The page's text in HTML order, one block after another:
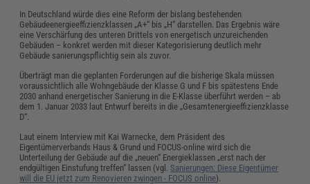
In Deutschland würde dies eine Reform der bislang bestehenden
Gebäudeenergieeffizienzklassen „A+“ bis „H“ darstellen. Das Ergebnis wäre
eine Verschärfung des unteren Drittels von energetisch unzureichenden
Gebäuden – konkret werden mit dieser Kategorisierung deutlich mehr
Gebäude sanierungspflichtig sein als zuvor.
Überträgt man die geplanten Forderungen auf die bisherige Skala müssen
voraussichtlich alle Wohngebäude der Klasse G und F bis spätestens Ende
2030 anhand energetischer Sanierung in die E-Klasse überführt werden – ab
dem 1. Januar 2033 laut Entwurf bereits in die „Gesamtenergieeffizienzklasse
D“.
Laut einem Interview mit Kai Warnecke, dem Präsident des
Eigentümerverbands Haus & Grund und FOCUS-online wird sich die
Unterteilung der Gebäude auf die „neuen“ Energieklassen „erst nach der
endgültigen Einstufung treffen“ lassen (vgl.Sanierungen: Diese Eigentümer
will die EU jetzt zum Renovieren zwingen - FOCUS online).